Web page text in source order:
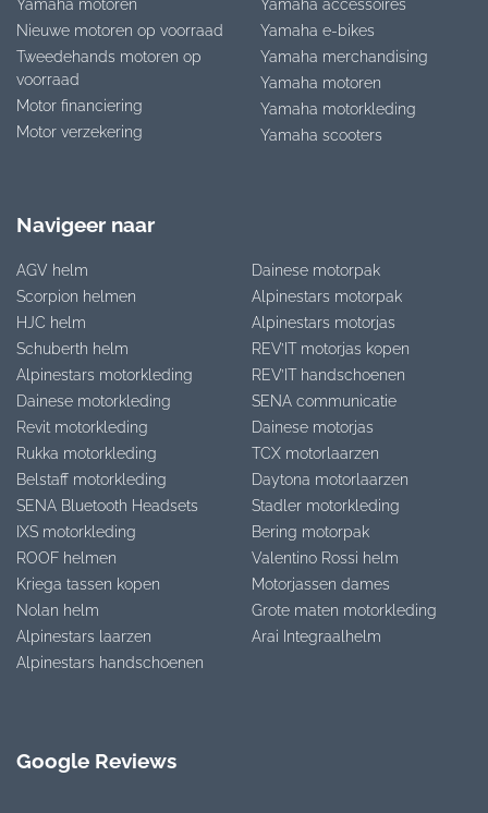
Yamaha motoren
Nieuwe motoren op voorraad
Tweedehands motoren op
voorraad
Motor financiering
Motor verzekering
Yamaha accessoires
Yamaha e-bikes
Yamaha merchandising
Yamaha motoren
Yamaha motorkleding
Yamaha scooters
Navigeer naar
AGV helm
Scorpion helmen
HJC helm
Schuberth helm
Alpinestars motorkleding
Dainese motorkleding
Revit motorkleding
Rukka motorkleding
Belstaff motorkleding
SENA Bluetooth Headsets
IXS motorkleding
ROOF helmen
Kriega tassen kopen
Nolan helm
Alpinestars laarzen
Alpinestars handschoenen
Dainese motorpak
Alpinestars motorpak
Alpinestars motorjas
REV’IT motorjas kopen
REV’IT handschoenen
SENA communicatie
Dainese motorjas
TCX motorlaarzen
Daytona motorlaarzen
Stadler motorkleding
Bering motorpak
Valentino Rossi helm
Motorjassen dames
Grote maten motorkleding
Arai Integraalhelm
Google Reviews